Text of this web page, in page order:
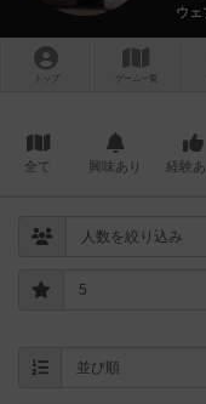
ウェ
トップ ゲーム一覧
全て 興味あり 経験あ